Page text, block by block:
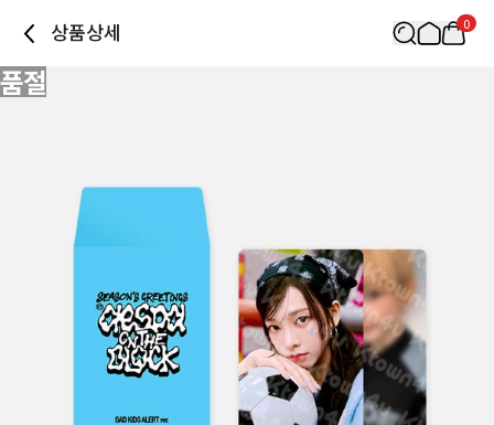
상품상세 0
품절